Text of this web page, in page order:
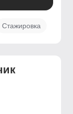
Стажировка